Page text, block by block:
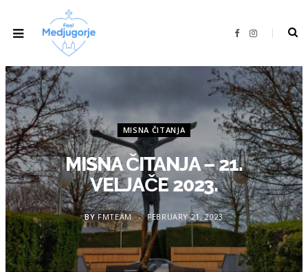
F
b
o
o
k
I
a
g
r
a
m
MISNA ČITANJA
MISNA ČITANJA – 21.
VELJAČE 2023.
BY FMTEAM FEBRUARY 21, 2023